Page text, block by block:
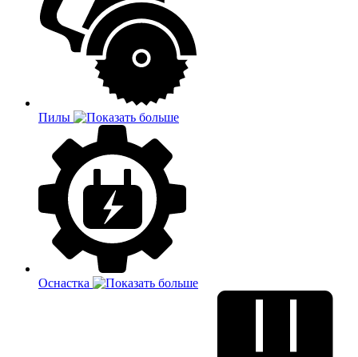
Пилы
Оснастка